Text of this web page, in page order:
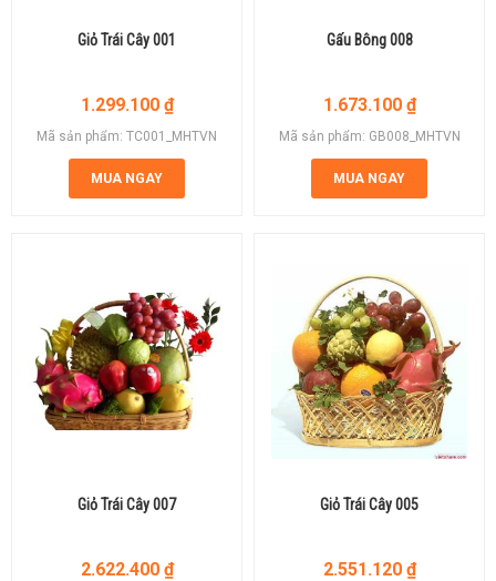
Giỏ Trái Cây 001
1.299.100 ₫
Mã sản phẩm: TC001_MHTVN
MUA NGAY
Gấu Bông 008
1.673.100 ₫
Mã sản phẩm: GB008_MHTVN
MUA NGAY
Giỏ Trái Cây 007
2.622.400 ₫
Giỏ Trái Cây 005
2.551.120 ₫